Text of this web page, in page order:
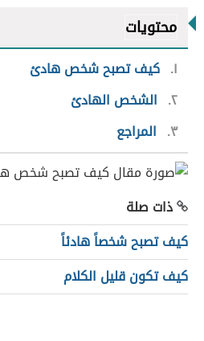
محتويات
١ كيف تصبح شخص هادئ
٢ الشخص الهادئ
٣
المراجع
ذات صلة
كيف تصبح شخصاً هادئاً
كيف تكون قليل الكلام